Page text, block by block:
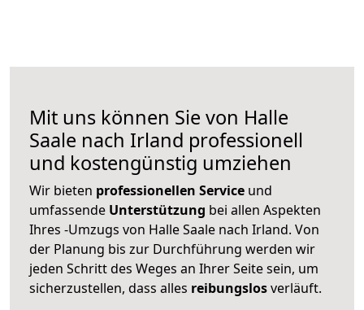
Mit uns können Sie von Halle
Saale nach Irland professionell
und kostengünstig umziehen
Wir bieten professionellen Service und
umfassende Unterstützung bei allen Aspekten
Ihres -Umzugs von Halle Saale nach Irland. Von
der Planung bis zur Durchführung werden wir
jeden Schritt des Weges an Ihrer Seite sein, um
sicherzustellen, dass alles reibungslosverläuft.